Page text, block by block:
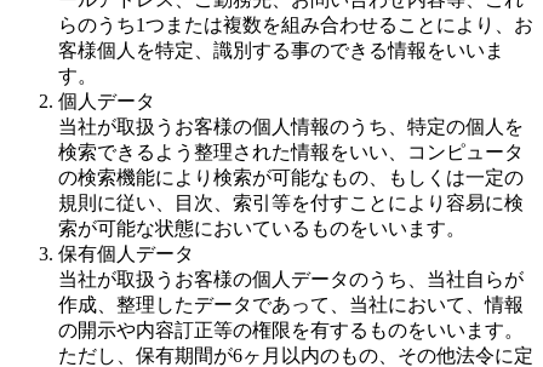
らのうち1つまたは複数を組み合わせることにより、お
客様個人を特定、識別する事のできる情報をいいま
す。
個人データ
当社が取扱うお客様の個人情報のうち、特定の個人を
検索できるよう整理された情報をいい、コンピュータ
の検索機能により検索が可能なもの、もしくは一定の
規則に従い、目次、索引等を付すことにより容易に検
索が可能な状態においているものをいいます。
保有個人データ
当社が取扱うお客様の個人データのうち、当社自らが
作成、整理したデータであって、当社において、情報
の開示や内容訂正等の権限を有するものをいいます。
ただし、保有期間が6ヶ月以内のもの、その他法令に定